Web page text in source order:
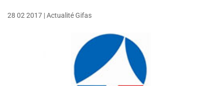
28 02 2017 |Actualité Gifas